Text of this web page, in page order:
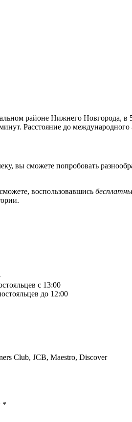
районе Нижнего Новгорода, в
Расстояние до международного
вы сможете попробовать
воспользовавшись
с 13:00
до 12:00
Club, JCB, Maestro, Discover
*